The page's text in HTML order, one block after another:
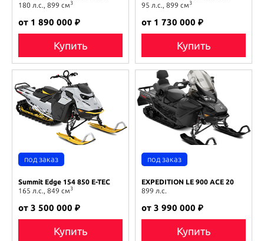
180 л.с., 899 см3
от 1 890 000 ₽
Купить
95 л.с., 899 см3
от 1 730 000 ₽
Купить
Summit Edge 154 850 E-TEC
165 л.с., 849 см3
от 3 500 000 ₽
Купить
EXPEDITION LE 900 ACE 20
899 л.с.
от 3 990 000 ₽
Купить